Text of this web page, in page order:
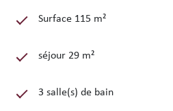
Surface 115 m²
séjour 29 m²
3 salle(s) de bain